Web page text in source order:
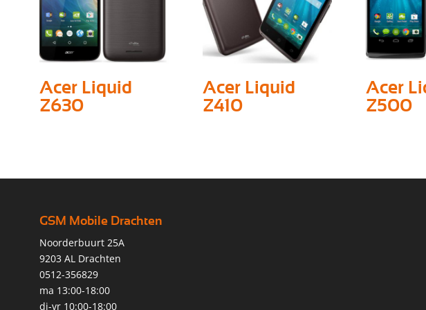
Acer Liquid
Z630
Acer Liquid
Z410
Acer
Z500
GSM Mobile Drachten
Noorderbuurt 25A
9203 AL Drachten
0512-356829
ma 13:00-18:00
di-vr 10:00-18:00